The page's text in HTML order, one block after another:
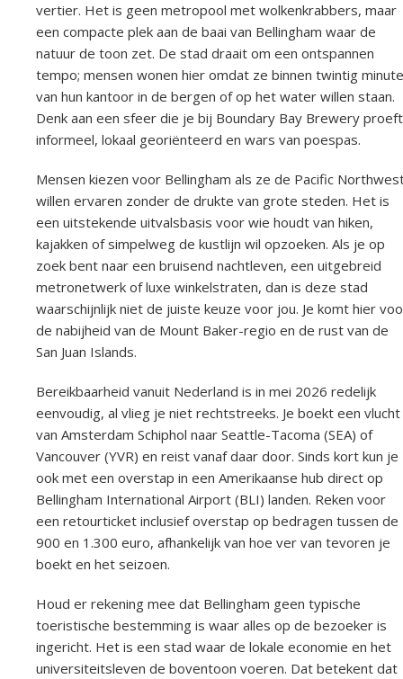
vertier. Het is geen metropool met wolkenkrabbers, maar
een compacte plek aan de baai van Bellingham waar de
natuur de toon zet. De stad draait om een ontspannen
tempo; mensen wonen hier omdat ze binnen twintig
van hun kantoor in de bergen of op het water willen staan.
Denk aan een sfeer die je bij Boundary Bay Brewery
informeel, lokaal georiënteerd en wars van poespas.
Mensen kiezen voor Bellingham als ze de Pacific
willen ervaren zonder de drukte van grote steden. Het is
een uitstekende uitvalsbasis voor wie houdt van hiken,
kajakken of simpelweg de kustlijn wil opzoeken. Als je op
zoek bent naar een bruisend nachtleven, een uitgebreid
metronetwerk of luxe winkelstraten, dan is deze stad
waarschijnlijk niet de juiste keuze voor jou. Je komt hier
de nabijheid van de Mount Baker-regio en de rust van de
San Juan Islands.
Bereikbaarheid vanuit Nederland is in mei 2026 redelijk
eenvoudig, al vlieg je niet rechtstreeks. Je boekt een vlucht
van Amsterdam Schiphol naar Seattle-Tacoma (SEA) of
Vancouver (YVR) en reist vanaf daar door. Sinds kort kun je
ook met een overstap in een Amerikaanse hub direct op
Bellingham International Airport (BLI) landen. Reken voor
een retourticket inclusief overstap op bedragen tussen de
900 en 1.300 euro, afhankelijk van hoe ver van tevoren je
boekt en het seizoen.
Houd er rekening mee dat Bellingham geen typische
toeristische bestemming is waar alles op de bezoeker is
ingericht. Het is een stad waar de lokale economie en het
universiteitsleven de boventoon voeren. Dat betekent dat